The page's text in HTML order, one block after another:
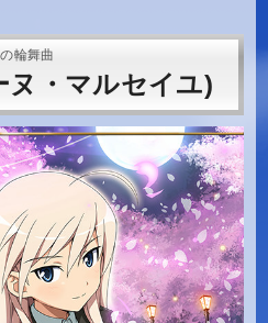
輪舞曲
ヌ・マルセイユ)